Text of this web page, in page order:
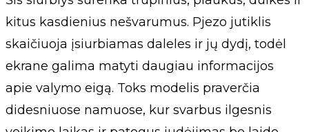
kitus kasdienius nešvarumus. Pjezo jutiklis
skaičiuoja įsiurbiamas daleles ir jų dydį, todėl
ekrane galima matyti daugiau informacijos
apie valymo eigą. Toks modelis praverčia
didesniuose namuose, kur svarbus ilgesnis